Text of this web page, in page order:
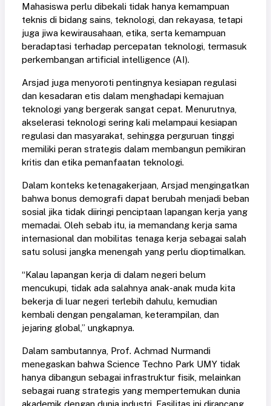
Mahasiswa perlu dibekali tidak hanya kemampuan
teknis di bidang sains, teknologi, dan rekayasa, tetapi
juga jiwa kewirausahaan, etika, serta kemampuan
beradaptasi terhadap percepatan teknologi, termasuk
perkembangan artificial intelligence (AI).
Arsjad juga menyoroti pentingnya kesiapan regulasi
dan kesadaran etis dalam menghadapi kemajuan
teknologi yang bergerak sangat cepat. Menurutnya,
akselerasi teknologi sering kali melampaui kesiapan
regulasi dan masyarakat, sehingga perguruan tinggi
memiliki peran strategis dalam membangun pemikiran
kritis dan etika pemanfaatan teknologi.
Dalam konteks ketenagakerjaan, Arsjad mengingatkan
bahwa bonus demografi dapat berubah menjadi beban
sosial jika tidak diiringi penciptaan lapangan kerja yang
memadai. Oleh sebab itu, ia memandang kerja sama
internasional dan mobilitas tenaga kerja sebagai salah
satu solusi jangka menengah yang perlu dioptimalkan.
“Kalau lapangan kerja di dalam negeri belum
mencukupi, tidak ada salahnya anak-anak muda kita
bekerja di luar negeri terlebih dahulu, kemudian
kembali dengan pengalaman, keterampilan, dan
jejaring global,” ungkapnya.
Dalam sambutannya, Prof. Achmad Nurmandi
menegaskan bahwa Science Techno Park UMY tidak
hanya dibangun sebagai infrastruktur fisik, melainkan
sebagai ruang strategis yang mempertemukan dunia